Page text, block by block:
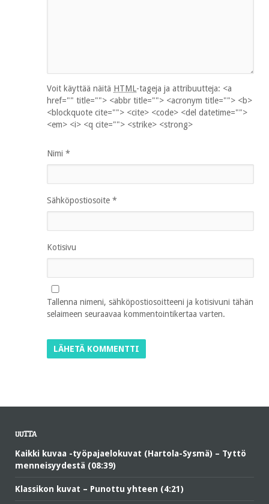
Voit käyttää näitä HTML-tageja ja attribuutteja: <a
href="" title=""> <abbr title=""> <acronym title=""> <b>
<blockquote cite=""> <cite> <code> <del datetime="">
<em> <i> <q cite=""> <strike> <strong>
Nimi *
Sähköpostiosoite *
Kotisivu
Tallenna nimeni, sähköpostiosoitteeni ja kotisivuni tähän
selaimeen seuraavaa kommentointikertaa varten.
UUTTA
Kaikki kuvaa -työpajaelokuvat (Hartola-Sysmä) – Tyttö
menneisyydestä (08:39)
Klassikon kuvat – Punottu yhteen (4:21)